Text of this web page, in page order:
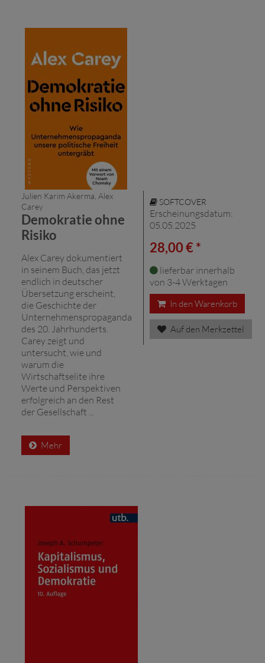
Julien Karim Akerma, Alex
Carey
Demokratie ohne
Risiko
Alex Carey dokumentiert
in seinem Buch, das jetzt
endlich in deutscher
Übersetzung erscheint,
die Geschichte der
Unternehmenspropaganda
des 20. Jahrhunderts.
Carey zeigt und
untersucht, wie und
warum die
Wirtschaftselite ihre
Werte und Perspektiven
erfolgreich an den Rest
der Gesellschaft ...
Mehr
SOFTCOVER
Erscheinungsdatum:
05.05.2025
28,00 € *
lieferbar innerhalb
von 3-4 Werktagen
In den Warenkorb
Auf den Merkzettel